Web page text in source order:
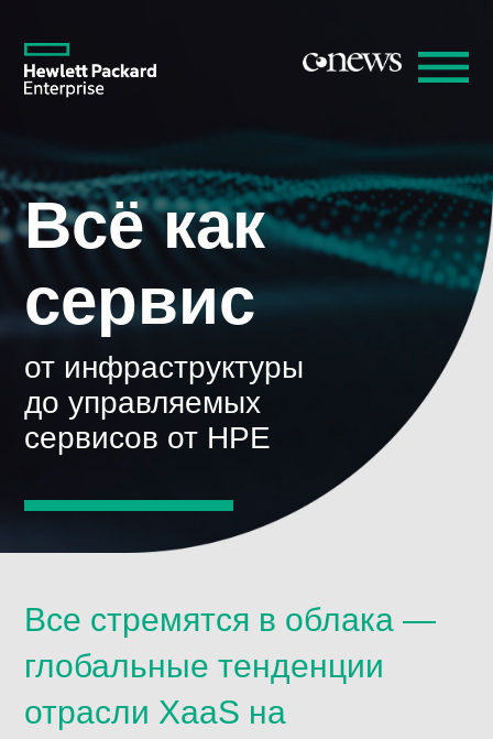
Всё как
сервис
от инфраструктуры
до управляемых
сервисов от HPE
Все стремятся в облака —
глобальные тенденции
отрасли XaaS на